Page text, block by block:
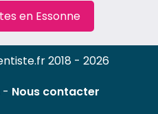
en Essonne
2018 - 2026
- Nous contacter